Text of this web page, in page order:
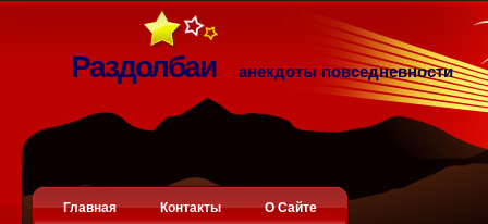
Раздолбаи анекдоты повседневности
Главная Контакты О Сайте